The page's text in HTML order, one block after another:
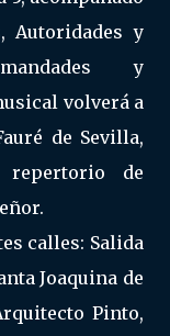
Autoridades y
y
volverá a
de Sevilla,
repertorio de
calles: Salida
Joaquina de
Pinto,